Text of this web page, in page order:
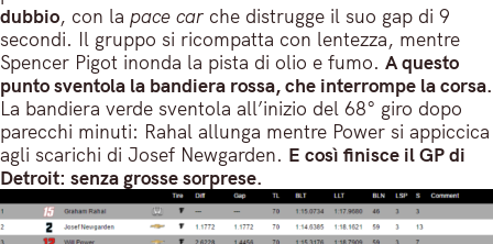
dubbio, con la pace car che distrugge il suo gap di 9
secondi. Il gruppo si ricompatta con lentezza, mentre
Spencer Pigot inonda la pista di olio e fumo. A questo
punto sventola la bandiera rossa, che interrompe la corsa.
La bandiera verde sventola all’inizio del 68° giro dopo
parecchi minuti: Rahal allunga mentre Power si appiccica
agli scarichi di Josef Newgarden. E così finisce il GP di
Detroit: senza grosse sorprese.